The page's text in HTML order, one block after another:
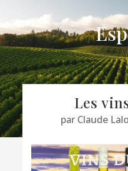
Les
par Claude